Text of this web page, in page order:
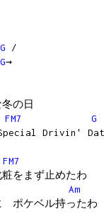
G /
G→
の日
FM7
G
Special Drivin'
FM7
をまず止めたわ
Am
ポケベル持ったわ